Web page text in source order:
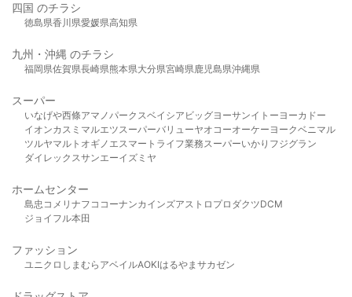
四国 のチラシ
徳島県香川県愛媛県高知県
九州・沖縄 のチラシ
福岡県佐賀県長崎県熊本県大分県宮崎県鹿児島県沖縄県
スーパー
いなげや西條アマノパークスベイシア ビッグヨーサンイトーヨーカドー
イオンカスミ マルエツスーパーバリューヤオコーオーケー ヨークベニマル
ツルヤマルト オギノ エスマート ライフ業務スーパーいかり フジグラン
ダイレックスサンエーイズミヤ
ホームセンター
島忠 コメリ ナフコ コーナンカインズアストロプロダクツDCM
ジョイフル本田
ファッション
ユニクロ しまむら アベイルAOKIはるやま サカゼン